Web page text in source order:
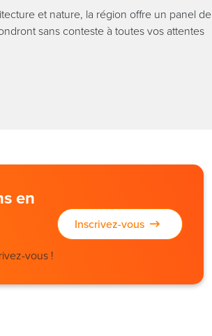
et nature, la région offre un panel de
sans conteste à toutes vos attentes
en
vous !
Inscrivez-vous